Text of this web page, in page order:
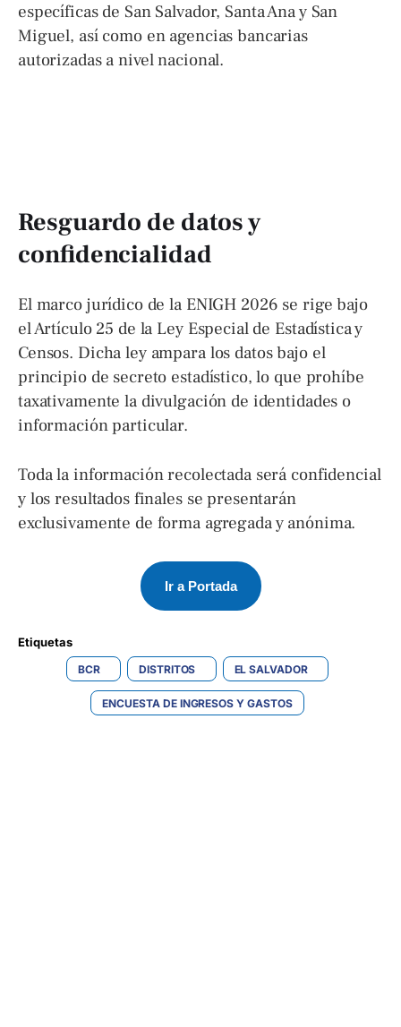
específicas de San Salvador, Santa Ana y San
Miguel, así como en agencias bancarias
autorizadas a nivel nacional.
Resguardo de datos y
confidencialidad
El marco jurídico de la ENIGH 2026 se rige bajo
el Artículo 25 de la Ley Especial de Estadística y
Censos. Dicha ley ampara los datos bajo el
principio de secreto estadístico, lo que prohíbe
taxativamente la divulgación de identidades o
información particular.
Toda la información recolectada será confidencial
y los resultados finales se presentarán
exclusivamente de forma agregada y anónima.
Ir a Portada
Etiquetas
BCR DISTRITOS EL SALVADOR
ENCUESTA DE INGRESOS Y GASTOS